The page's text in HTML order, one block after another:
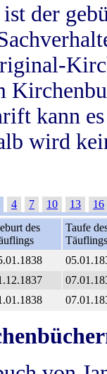
der
kann
wird
4 7 10 13
16
des
Taufe
Täuflings